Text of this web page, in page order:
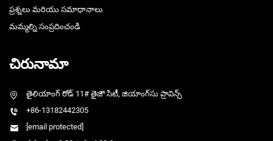
ప్రశ్నలు మరియు సమాధానాలు
మమ్మల్ని సంప్రదించండి
చిరునామా
తైలియాంగ్ రోడ్ 11# తైజౌ సిటీ, జియాంగ్‌సు ప్రావిన్స్
+86-13182442305
[email protected]